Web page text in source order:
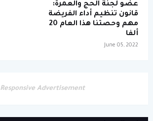
عضو لجنة الحج والعمرة:
قانون تنظيم أداء الفريضة
مهم وحصتنا هذا العام 20
ألفا
June 05, 2022
Responsive Advertisement